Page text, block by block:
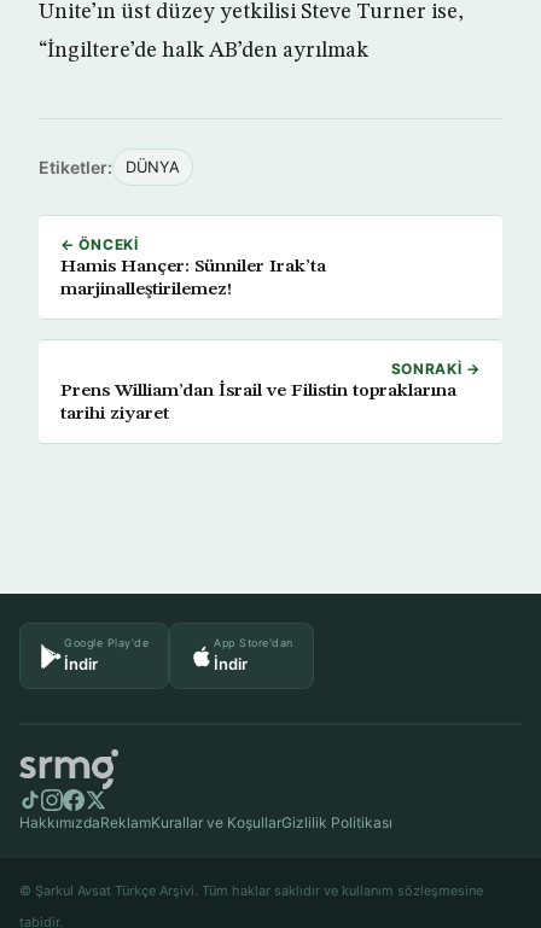
Unite’ın üst düzey yetkilisi Steve Turner ise,
“İngiltere’de halk AB’den ayrılmak
Etiketler: DÜNYA
← ÖNCEKI
Hamis Hançer: Sünniler Irak’ta
marjinalleştirilemez!
SONRAKI →
Prens William’dan İsrail ve Filistin topraklarına
tarihi ziyaret
Google Play'de
İndir
App Store'dan
İndir
HakkımızdaReklamKurallar ve KoşullarGizlilik Politikası
© Şarkul Avsat Türkçe Arşivi. Tüm haklar saklıdır ve kullanım sözleşmesine
tabidir.